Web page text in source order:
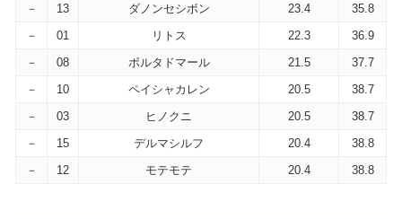
－
13 ダノンセシボン 23.4
35.8
－
01 リトス 22.3
36.9
－
08 ボルタドマール 21.5
37.7
－
10 ペイシャカレン 20.5
38.7
－
03 ヒノクニ 20.5
38.7
－
15 デルマシルフ 20.4
38.8
－
12 モテモテ 20.4 38.8